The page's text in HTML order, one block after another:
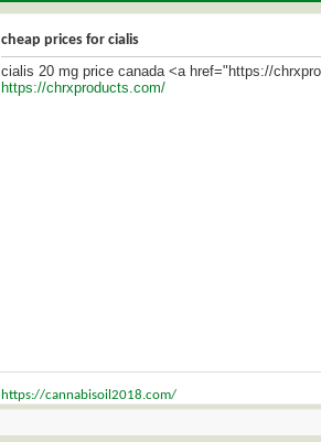
cheap prices for cialis
cialis 20 mg price canada <a href="https://
https://chrxproducts.com/
https://cannabisoil2018.com/